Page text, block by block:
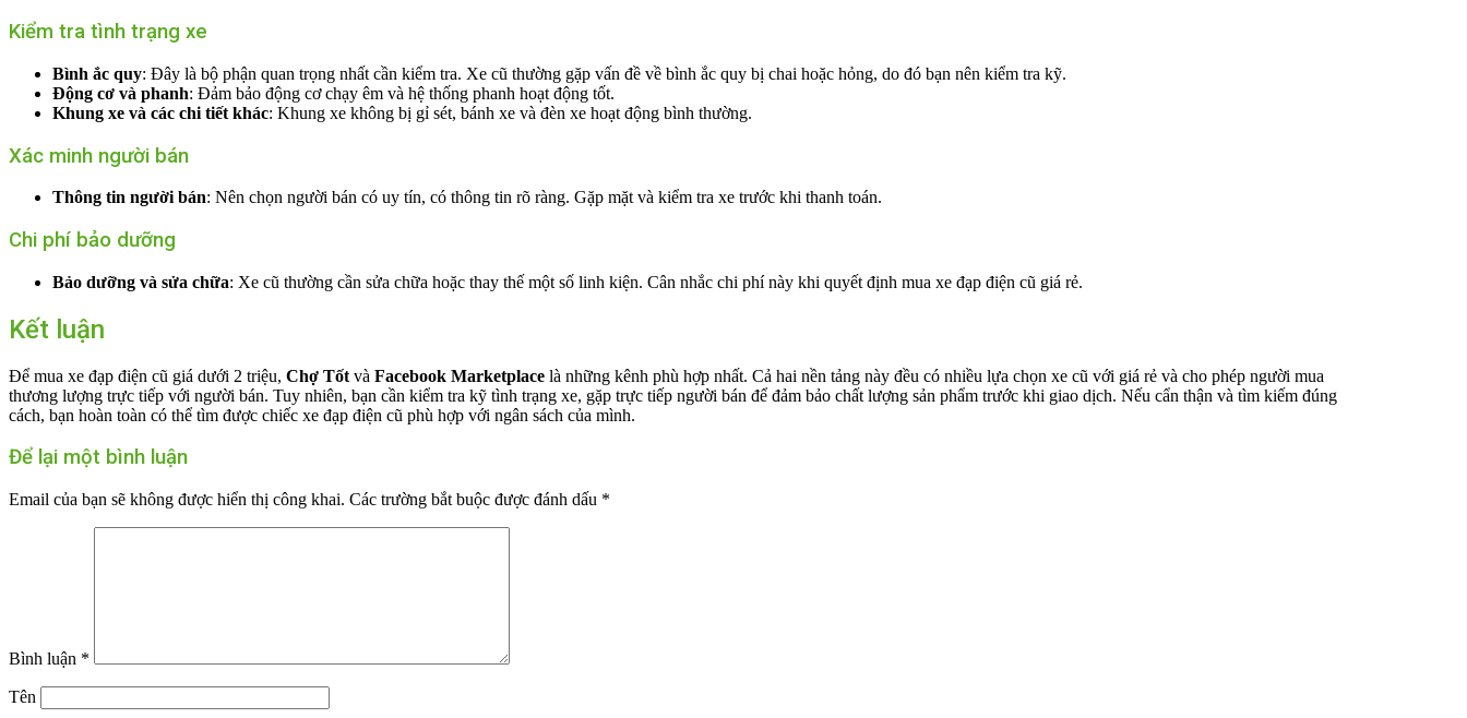
Kiểm tra tình trạng xe
Bình ắc quy: Đây là bộ phận quan trọng nhất cần kiểm tra. Xe cũ thường gặp vấn đề về bình ắc quy bị chai hoặc hỏng, do đó bạn nên kiểm tra kỹ.
Động cơ và phanh: Đảm bảo động cơ chạy êm và hệ thống phanh hoạt động tốt.
Khung xe và các chi tiết khác: Khung xe không bị gỉ sét, bánh xe và đèn xe hoạt động bình thường.
Xác minh người bán
Thông tin người bán: Nên chọn người bán có uy tín, có thông tin rõ ràng. Gặp mặt và kiểm tra xe trước khi thanh toán.
Chi phí bảo dưỡng
Bảo dưỡng và sửa chữa: Xe cũ thường cần sửa chữa hoặc thay thế một số linh kiện. Cân nhắc chi phí này khi quyết định mua xe đạp điện cũ giá rẻ.
Kết luận
Để mua xe đạp điện cũ giá dưới 2 triệu, Chợ Tốt và Facebook Marketplace là những kênh phù hợp nhất. Cả hai nền tảng này đều có nhiều lựa chọn xe cũ với giá rẻ và cho phép người mua
thương lượng trực tiếp với người bán. Tuy nhiên, bạn cần kiểm tra kỹ tình trạng xe, gặp trực tiếp người bán để đảm bảo chất lượng sản phẩm trước khi giao dịch. Nếu cẩn thận và tìm kiếm đúng
cách, bạn hoàn toàn có thể tìm được chiếc xe đạp điện cũ phù hợp với ngân sách của mình.
Để lại một bình luận
Email của bạn sẽ không được hiển thị công khai. Các trường bắt buộc được đánh dấu *
Bình luận *
Tên